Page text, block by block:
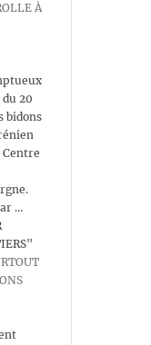
À
20
bidons
…